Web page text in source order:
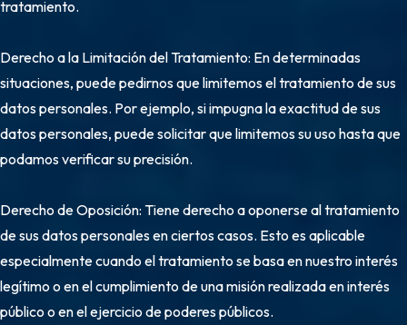
tratamiento.
Derecho a la Limitación del Tratamiento: En determinadas
situaciones, puede pedirnos que limitemos el tratamiento de sus
datos personales. Por ejemplo, si impugna la exactitud de sus
datos personales, puede solicitar que limitemos su uso hasta que
podamos verificar su precisión.
Derecho de Oposición: Tiene derecho a oponerse al tratamiento
de sus datos personales en ciertos casos. Esto es aplicable
especialmente cuando el tratamiento se basa en nuestro interés
legítimo o en el cumplimiento de una misión realizada en interés
público o en el ejercicio de poderes públicos.